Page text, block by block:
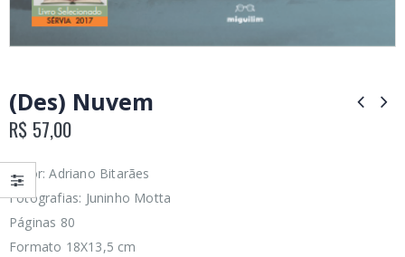
(Des) Nuvem
R$ 57,00
Autor: Adriano Bitarães
Fotografias: Juninho Motta
Páginas 80
Formato 18X13,5 cm